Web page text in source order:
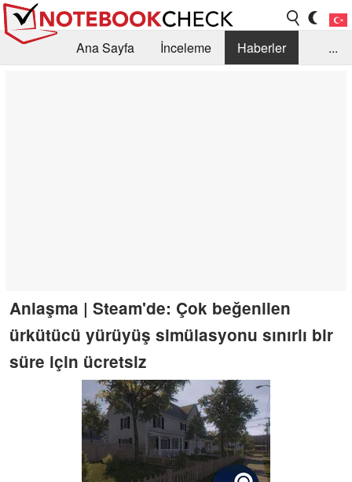
Ana Sayfa İnceleme
Haberler
...
Anlaşma | Steam'de: Çok beğenilen
ürkütücü yürüyüş simülasyonu sınırlı bir
süre için ücretsiz